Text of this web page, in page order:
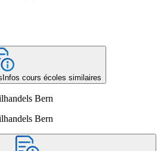
Infos cours écoles similaires
Bern
Bern